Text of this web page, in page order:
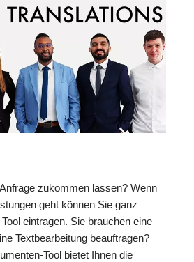
zukommen lassen? Wenn
geht können Sie ganz
eintragen. Sie brauchen eine
Textbearbeitung beauftragen?
Tool bietet Ihnen die